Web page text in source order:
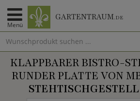
Menü
GARTENTRAUM.DE
KLAPPBARER BISTRO-
RUNDER PLATTE VON